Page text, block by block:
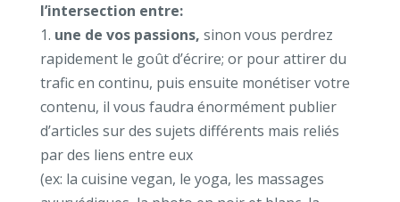
l’intersection entre:
1. une de vos passions, sinon vous perdrez
rapidement le goût d’écrire; or pour attirer du
trafic en continu, puis ensuite monétiser votre
contenu, il vous faudra énormément publier
d’articles sur des sujets différents mais reliés
par des liens entre eux
(ex: la cuisine vegan, le yoga, les massages